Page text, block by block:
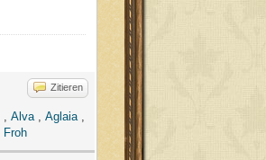
Zitieren
, Alva, Aglaia,
Froh